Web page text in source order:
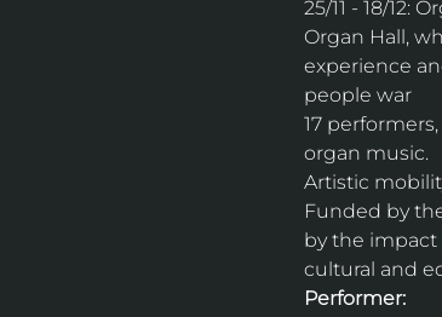
25/11 - 18/12:
Organ Hall,
experience
people war
17
organ music.
Artistic
Funded by
by the impact
cultural and
Performer: